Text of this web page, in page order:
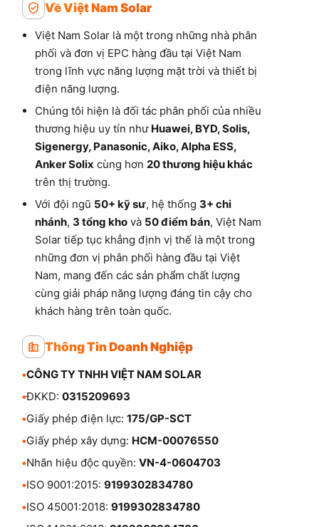
Về Việt Nam Solar
Việt Nam Solar là một trong những nhà phân
phối và đơn vị EPC hàng đầu tại Việt Nam
trong lĩnh vực năng lượng mặt trời và thiết bị
điện năng lượng.
Chúng tôi hiện là đối tác phân phối của nhiều
thương hiệu uy tín như Huawei, BYD, Solis,
Sigenergy, Panasonic, Aiko, Alpha ESS,
Anker Solix cùng hơn 20 thương hiệu khác
trên thị trường.
Với đội ngũ 50+ kỹ sư, hệ thống 3+ chi
nhánh, 3 tổng kho và 50 điểm bán, Việt Nam
Solar tiếp tục khẳng định vị thế là một trong
những đơn vị phân phối hàng đầu tại Việt
Nam, mang đến các sản phẩm chất lượng
cùng giải pháp năng lượng đáng tin cậy cho
khách hàng trên toàn quốc.
Thông Tin Doanh Nghiệp
•CÔNG TY TNHH VIỆT NAM SOLAR
•ĐKKD: 0315209693
•Giấy phép điện lực: 175/GP-SCT
•Giấy phép xây dựng: HCM-00076550
•Nhãn hiệu độc quyền: VN-4-0604703
•ISO 9001:2015: 9199302834780
•ISO 45001:2018: 9199302834780